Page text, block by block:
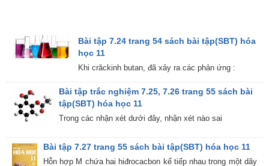
Bài tập 7.24 trang 54 sách bài tập(SBT) hóa
học 11
Khi crăckinh butan, đã xảy ra các phản ứng :
Bài tập trắc nghiệm 7.25, 7.26 trang 55 sách bài
tập(SBT) hóa học 11
Trong các nhận xét dưới đây, nhận xét nào sai
Bài tập 7.27 trang 55 sách bài tập(SBT) hóa học 11
Hỗn hợp M chứa hai hiđrocacbon kế tiếp nhau trong một dãy